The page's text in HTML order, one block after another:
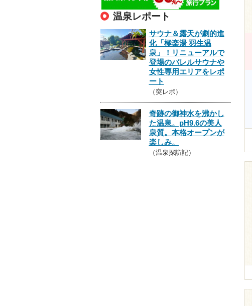
温泉レポート
サウナ＆露天が劇的進
化「極楽湯 羽生温
泉」！リニューアルで
登場のバレルサウナや
女性専用エリアをレポ
ート
（突レポ）
奇跡の御神水を沸かし
た温泉。pH9.6の美人
泉質。本格オープンが
楽しみ。
（温泉探訪記）